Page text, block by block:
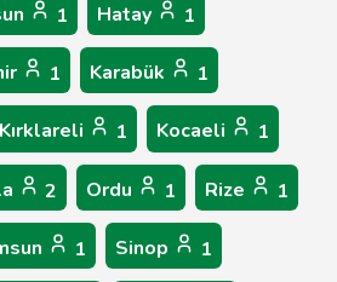
1 Hatay 1
1 Karabük 1
Kırklareli 1 Kocaeli 1
2 Ordu 1 Rize 1
1 Sinop 1